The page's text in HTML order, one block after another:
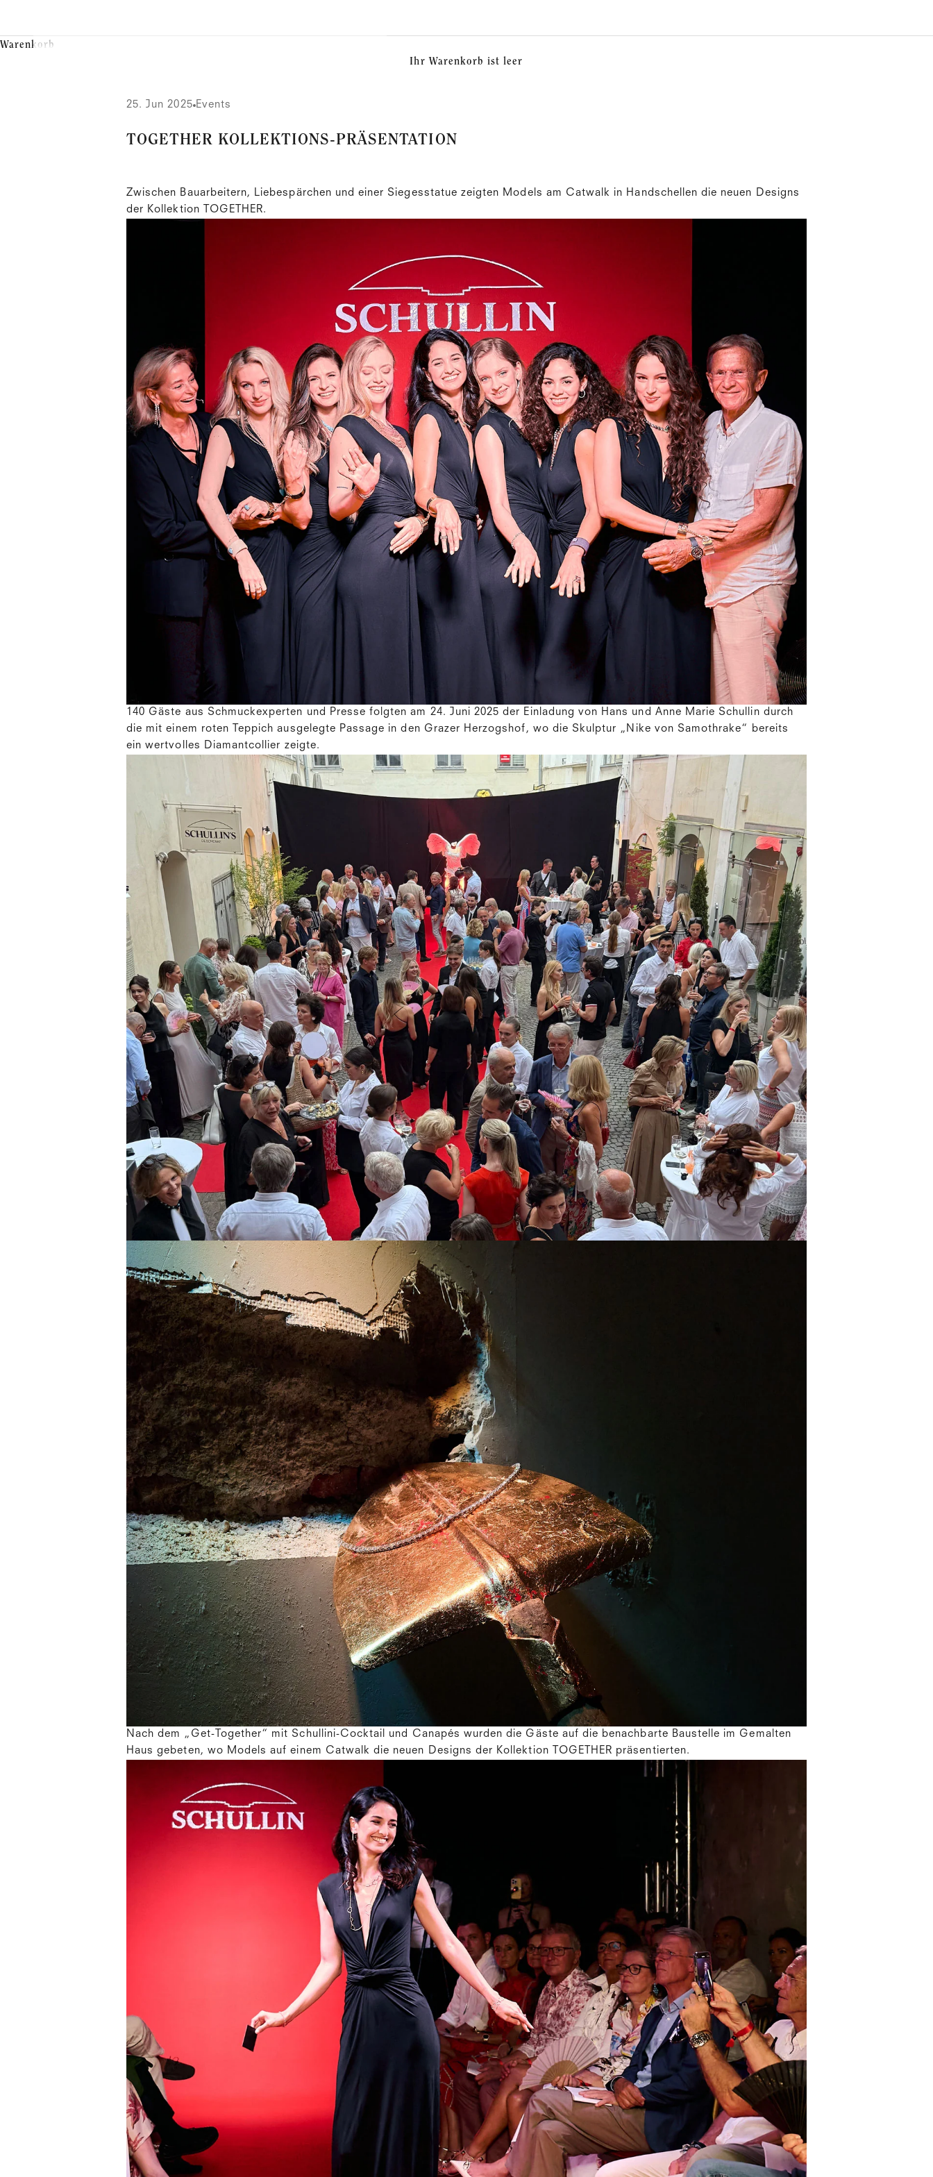
Warenkorb
Ihr Warenkorb ist leer
25. Jun 2025 Events
TOGETHER KOLLEKTIONS-PRÄSENTATION
Zwischen Bauarbeitern, Liebespärchen und einer Siegesstatue zeigten Models am Catwalk in Handschellen die neuen Designs
der Kollektion
TOGETHER.
140 Gäste aus Schmuckexperten und Presse folgten am 24. Juni 2025 der Einladung von Hans und Anne Marie Schullin durch
die mit einem roten Teppich ausgelegte Passage in den Grazer Herzogshof, wo die Skulptur „Nike von Samothrake“ bereits
ein wertvolles Diamantcollier zeigte.
Nach dem „Get-Together“ mit Schullini-Cocktail und Canapés wurden die Gäste auf die benachbarte Baustelle im Gemalten
Haus gebeten, wo Models auf einem Catwalk die neuen Designs der Kollektion TOGETHER präsentierten.